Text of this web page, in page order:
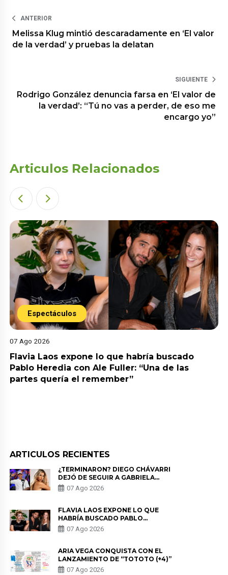
ANTERIOR
Melissa Klug mintió descaradamente en ‘El valor
de la verdad’ y pruebas la delatan
SIGUIENTE
Rodrigo González denuncia farsa en ‘El valor de
la verdad’: “Tú no vas a perder, de eso me
encargo yo”
Articulos Relacionados
Espectáculos
07 Ago 2026
Flavia Laos expone lo que habría buscado
Pablo Heredia con Ale Fuller: “Una de las
partes quería el remember”
ARTICULOS RECIENTES
¿TERMINARON? DIEGO CHÁVARRI
DEJÓ DE SEGUIR A GABRIELA
HERRERA Y ANUNCIA SU SALIDA
DE PÓDCAST
07 Ago 2026
FLAVIA LAOS EXPONE LO QUE
HABRÍA BUSCADO PABLO
HEREDIA CON ALE FULLER: “UNA
DE LAS PARTES QUERÍA EL
07 Ago 2026
ARIA VEGA CONQUISTA CON EL
LANZAMIENTO DE “TOTOTO (+4)”
07 Ago 2026